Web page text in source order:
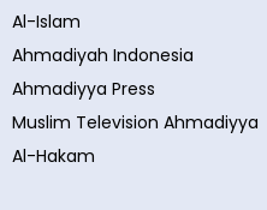
Al-Islam
Ahmadiyah Indonesia
Ahmadiyya Press
Muslim Television Ahmadiyya
Al-Hakam